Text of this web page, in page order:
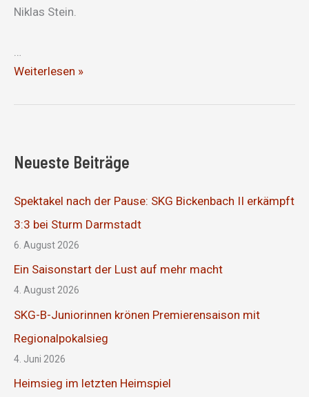
Niklas Stein.
Kein
nach
Weiterlesen »
Neueste Beiträge
Spektakel nach der Pause: SKG Bickenbach II erkämpft
3:3 bei Sturm Darmstadt
6. August 2026
Ein Saisonstart der Lust auf mehr macht
4. August 2026
SKG-B-Juniorinnen krönen Premierensaison mit
Regionalpokalsieg
4. Juni 2026
Heimsieg im letzten Heimspiel